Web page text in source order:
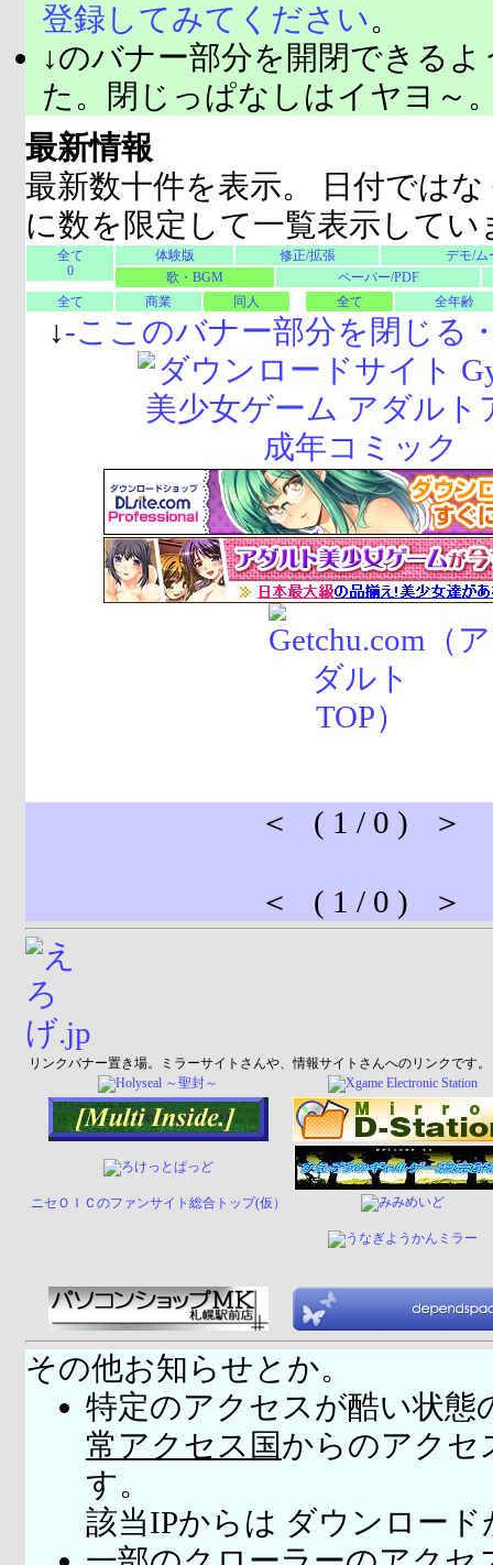
登録してみてください。
↓のバナー部分を開閉できる
た。閉じっぱなしはイヤヨ～
最新情報
最新数十件を表示。 日付では
に数を限定して一覧表示してい
全て
0
体験版 修正/拡張
デモ/ム
歌・BGM
ペーパー/PDF
全て
商業 同人 全て 全年齢
↓-ここのバナー部分を閉じる
＜ ( 1 / 0 ) ＞
＜ ( 1 / 0 ) ＞
リンクバナー置き場。ミラーサイトさんや、情報サイトさんへのリンクです。
ニセＯＩＣのファンサイト総合トップ(仮）
その他お知らせとか。
特定のアクセスが酷い状態
常アクセス国からのアクセ
す。
該当IPからは ダウンロー